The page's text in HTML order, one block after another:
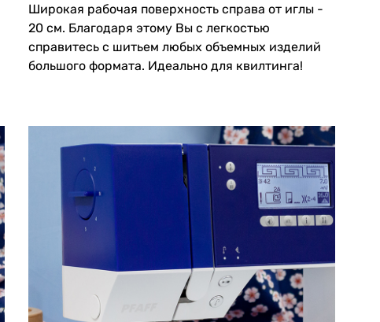
Широкая рабочая поверхность справа от иглы -
20 см. Благодаря этому Вы с легкостью
справитесь с шитьем любых объемных изделий
большого формата. Идеально для квилтинга!